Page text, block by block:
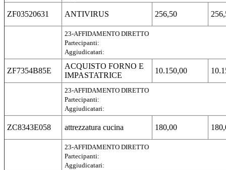
ZF03520631 ANTIVIRUS 256,50
23-AFFIDAMENTO DIRETTO
Partecipanti:
Aggiudicatari:
ZF7354B85E
ACQUISTO FORNO E
IMPASTATRICE
10.150,00
23-AFFIDAMENTO DIRETTO
Partecipanti:
Aggiudicatari:
ZC8343E058 attrezzatura cucina 180,00
23-AFFIDAMENTO DIRETTO
Partecipanti:
Aggiudicatari: